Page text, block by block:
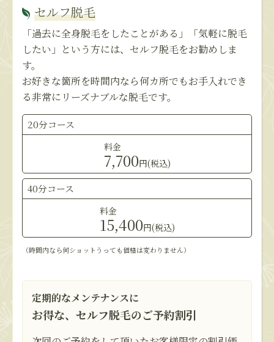
セルフ脱毛
「過去に全身脱毛をしたことがある」「気軽に脱毛
したい」という方には、セルフ脱毛をお勧めしま
す。
お好きな箇所を時間内なら何カ所でもお手入れでき
る非常にリーズナブルな脱毛です。
20分コース
料金
7,700円(税込)
40分コース
料金
15,400円(税込)
（時間内なら何ショットうっても価格は変わりません）
定期的なメンテナンスに
お得な、セルフ脱毛のご予約割引